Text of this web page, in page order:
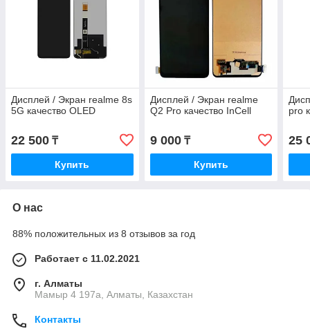
Дисплей / Экран realme 8s
5G качество OLED
22 500 ₸
Купить
Дисплей / Экран realme
Q2 Pro качество InCell
9 000₸
Купить
pro
25
О нас
88% положительных из 8 отзывов за год
Работает с 11.02.2021
г. Алматы
Мамыр 4 197а, Алматы, Казахстан
Контакты